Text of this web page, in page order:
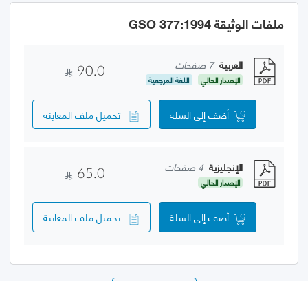
ملفات الوثيقة GSO 377:1994
العربية 7 صفحات
الإصدار الحالي اللغة المرجعية
90.0
أضف إلى السلة تحميل ملف المعاينة
الإنجليزية 4 صفحات
الإصدار الحالي
65.0
أضف إلى السلة تحميل ملف المعاينة